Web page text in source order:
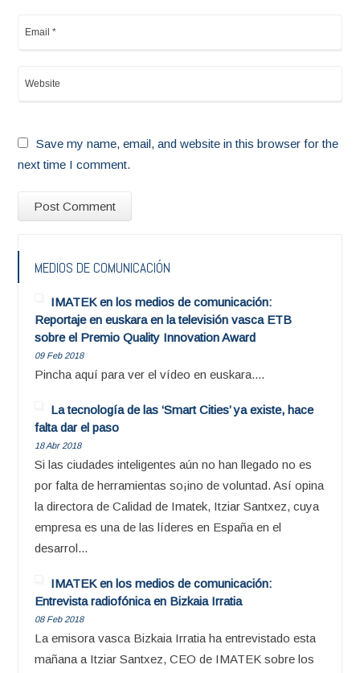
Save my name, email, and website in this browser for the
next time I comment.
MEDIOS DE COMUNICACIÓN
IMATEK en los medios de comunicación:
Reportaje en euskara en la televisión vasca ETB
sobre el Premio Quality Innovation Award
09 Feb 2018
Pincha aquí para ver el vídeo en euskara....
La tecnología de las ‘Smart Cities’ ya existe, hace
falta dar el paso
18 Abr 2018
Si las ciudades inteligentes aún no han llegado no es
por falta de herramientas so¡ino de voluntad. Así opina
la directora de Calidad de Imatek, Itziar Santxez, cuya
empresa es una de las líderes en España en el
desarrol...
IMATEK en los medios de comunicación:
Entrevista radiofónica en Bizkaia Irratia
08 Feb 2018
La emisora vasca Bizkaia Irratia ha entrevistado esta
mañana a Itziar Santxez, CEO de IMATEK sobre los